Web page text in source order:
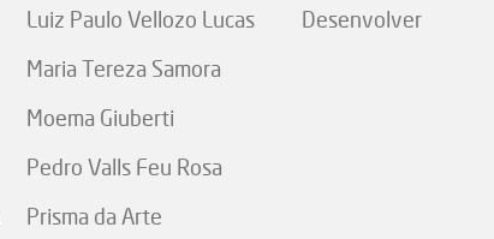
Luiz Paulo Vellozo Lucas
Maria Tereza Samora
Moema Giuberti
Pedro Valls Feu Rosa
Prisma da Arte
Desenvolver